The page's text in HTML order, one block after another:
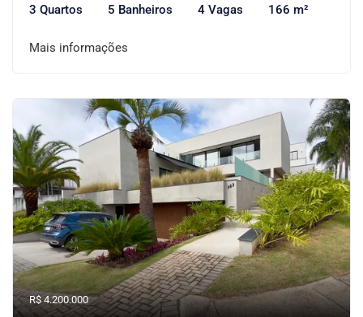
3 Quartos 5 Banheiros 4 Vagas 166 m²
Mais informações
R$ 4.200.000